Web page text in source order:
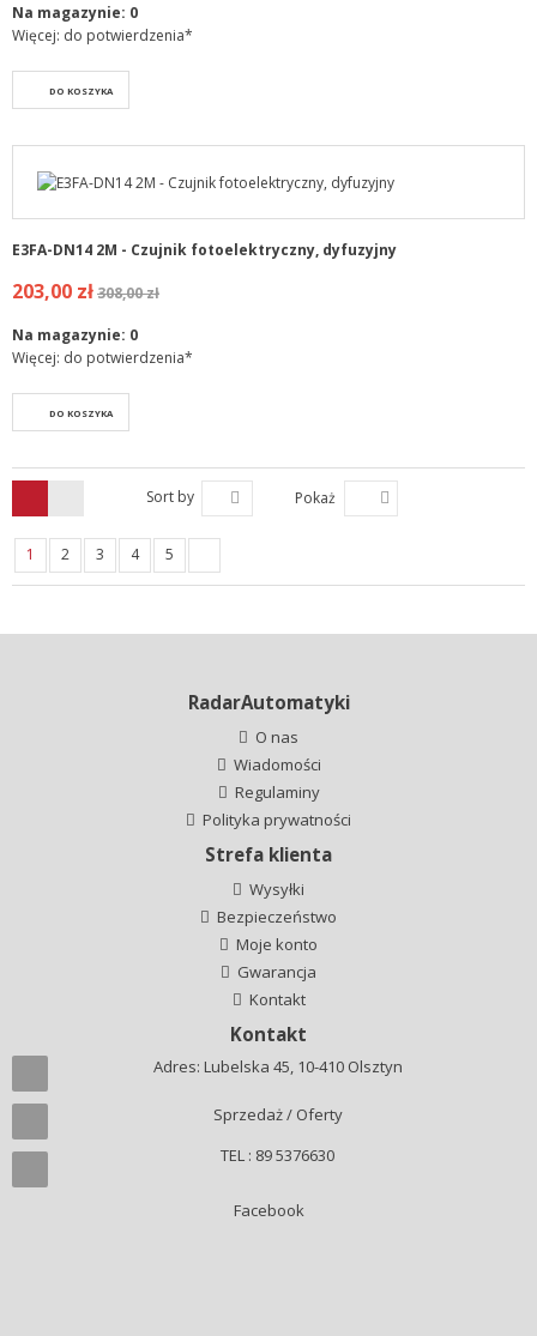
Na magazynie: 0
Więcej: do potwierdzenia*
DO KOSZYKA
E3FA-DN14 2M - Czujnik fotoelektryczny, dyfuzyjny
203,00 zł308,00 zł
Na magazynie: 0
Więcej: do potwierdzenia*
DO KOSZYKA
Sort by Pokaż
1 2 3 4 5
RadarAutomatyki
O nas
Wiadomości
Regulaminy
Polityka prywatności
Strefa klienta
Wysyłki
Bezpieczeństwo
Moje konto
Gwarancja
Kontakt
Kontakt
Adres: Lubelska 45, 10-410 Olsztyn
Sprzedaż / Oferty
TEL : 89 5376630
Facebook